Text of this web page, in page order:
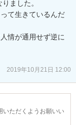
ました。
て生きているんだ
情が通用せず逆に
2019年10月21日 12:00
いただくようお願いい